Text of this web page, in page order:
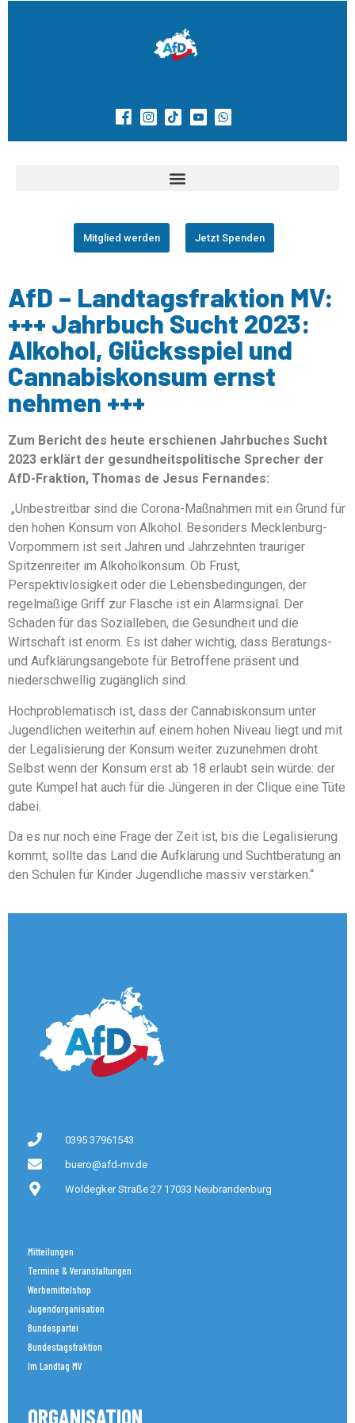
Mitglied werden Jetzt Spenden
AfD – Landtagsfraktion MV:
+++ Jahrbuch Sucht 2023:
Alkohol, Glücksspiel und
Cannabiskonsum ernst
nehmen +++
Zum Bericht des heute erschienen Jahrbuches Sucht
2023 erklärt der gesundheitspolitische Sprecher der
AfD-Fraktion, Thomas de Jesus Fernandes:
„Unbestreitbar sind die Corona-Maßnahmen mit ein Grund für
den hohen Konsum von Alkohol. Besonders Mecklenburg-
Vorpommern ist seit Jahren und Jahrzehnten trauriger
Spitzenreiter im Alkoholkonsum. Ob Frust,
Perspektivlosigkeit oder die Lebensbedingungen, der
regelmäßige Griff zur Flasche ist ein Alarmsignal. Der
Schaden für das Sozialleben, die Gesundheit und die
Wirtschaft ist enorm. Es ist daher wichtig, dass Beratungs-
und Aufklärungsangebote für Betroffene präsent und
niederschwellig zugänglich sind.
Hochproblematisch ist, dass der Cannabiskonsum unter
Jugendlichen weiterhin auf einem hohen Niveau liegt und mit
der Legalisierung der Konsum weiter zuzunehmen droht.
Selbst wenn der Konsum erst ab 18 erlaubt sein würde: der
gute Kumpel hat auch für die Jüngeren in der Clique eine Tüte
dabei.
Da es nur noch eine Frage der Zeit ist, bis die Legalisierung
kommt, sollte das Land die Aufklärung und Suchtberatung an
den Schulen für Kinder Jugendliche massiv verstärken.“
0395 37961543
buero@afd-mv.de
Woldegker Straße 27 17033 Neubrandenburg
Mitteilungen
Termine & Veranstaltungen
Werbemittelshop
Jugendorganisation
Bundespartei
Bundestagsfraktion
Im Landtag MV
ORGANISATION